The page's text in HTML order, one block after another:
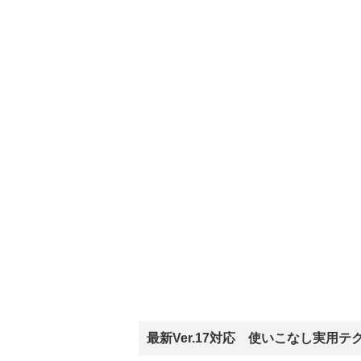
最新Ver.17対応 使いこなし実用テ